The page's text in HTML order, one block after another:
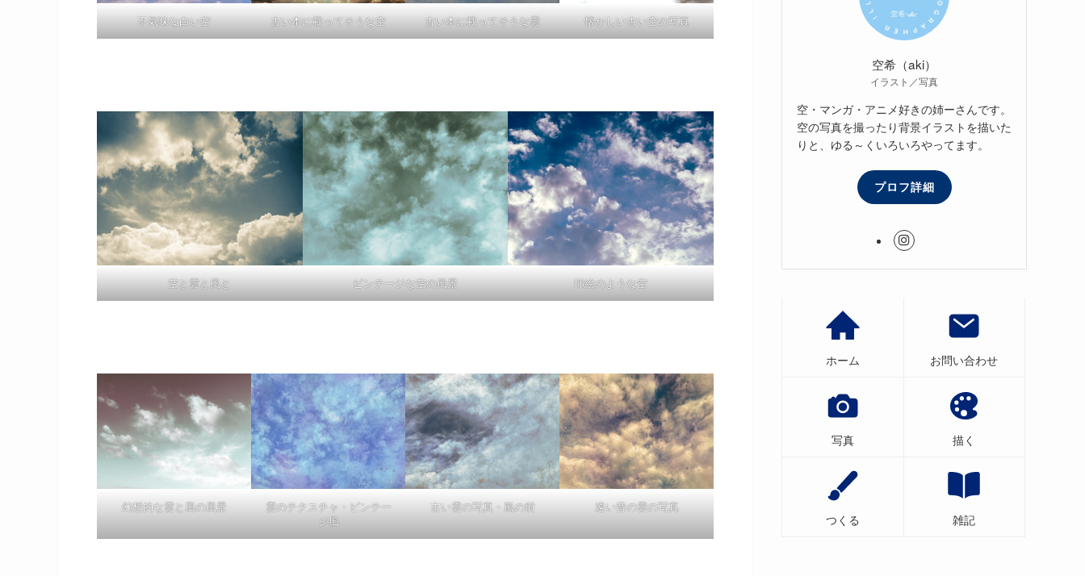
不気味な白い空 古い本に載ってそうな空 古い本に載ってそうな雲 懐かしい古い空の写真
空と雲と風と ビンテージな空の風景 挿絵のような空
幻想的な雲と風の風景
雲のテクスチャ・ビンテー
ジ風
古い雲の写真・嵐の前 遠い昔の雲の写真
空希（aki）
イラスト／写真
空・マンガ・アニメ好きの姉ーさんです。
空の写真を撮ったり背景イラストを描いた
りと、ゆる～くいろいろやってます。
プロフ詳細
ホーム お問い合わせ
写真 描く
つくる 雑記